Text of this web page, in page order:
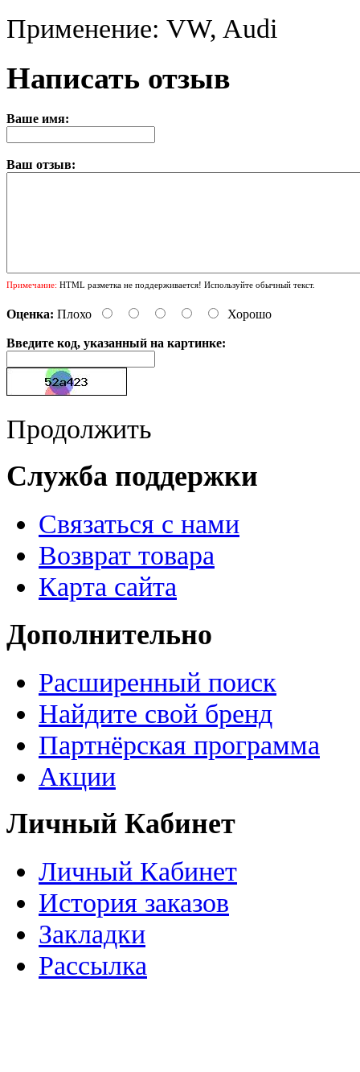
Применение: VW, Audi
Написать отзыв
Ваше имя:
Ваш отзыв:
Примечание: HTML разметка не поддерживается! Используйте обычный текст.
Оценка: Плохо Хорошо
Введите код, указанный на картинке:
Продолжить
Служба поддержки
Связаться с нами
Возврат товара
Карта сайта
Дополнительно
Расширенный поиск
Найдите свой бренд
Партнёрская программа
Акции
Личный Кабинет
Личный Кабинет
История заказов
Закладки
Рассылка